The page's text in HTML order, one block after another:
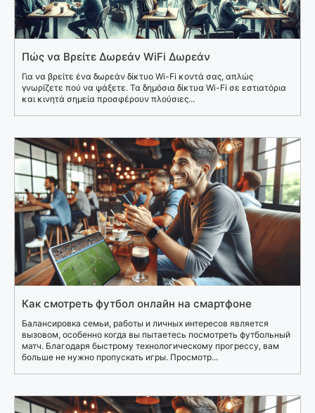
Πώς να Βρείτε Δωρεάν WiFi Δωρεάν
Για να βρείτε ένα δωρεάν δίκτυο Wi-Fi κοντά σας, απλώς
γνωρίζετε πού να ψάξετε. Τα δημόσια δίκτυα Wi-Fi σε εστιατόρια
και κινητά σημεία προσφέρουν πλούσιες...
Как смотреть футбол онлайн на смартфоне
Балансировка семьи, работы и личных интересов является
вызовом, особенно когда вы пытаетесь посмотреть футбольный
матч. Благодаря быстрому технологическому прогрессу, вам
больше не нужно пропускать игры. Просмотр...